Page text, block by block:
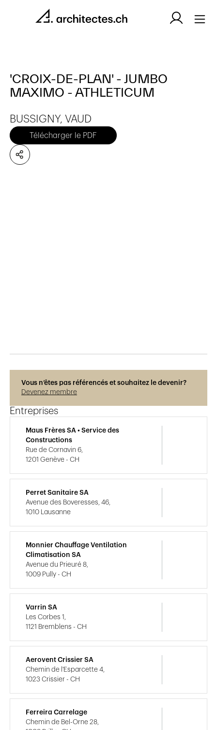
'CROIX-DE-PLAN' - JUMBO
MAXIMO - ATHLETICUM
BUSSIGNY, VAUD
Télécharger le PDF
Vous n’êtes pas référencés et souhaitez le devenir?
Devenez membre
Entreprises
Maus Frères SA • Service des
Constructions
Rue de Cornavin 6,
1201 Genève - CH
Perret Sanitaire SA
Avenue des Boveresses, 46,
1010 Lausanne
Monnier Chauffage Ventilation
Climatisation SA
Avenue du Prieuré 8,
1009 Pully - CH
Varrin SA
Les Corbes 1,
1121 Bremblens - CH
Aerovent Crissier SA
Chemin de l'Esparcette 4,
1023 Crissier - CH
Ferreira Carrelage
Chemin de Bel-Orne 28,